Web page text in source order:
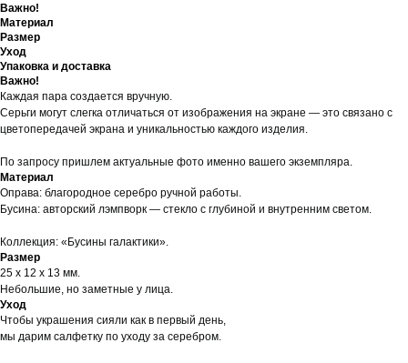
Важно!
Материал
Размер
Уход
Упаковка и доставка
Важно!
Каждая пара создается вручную.
Серьги могут слегка отличаться от изображения на экране — это связано с
цветопередачей экрана и уникальностью каждого изделия.
По запросу пришлем актуальные фото именно вашего экземпляра.
Материал
Оправа: благородное серебро ручной работы.
Бусина: авторский лэмпворк — стекло с глубиной и внутренним светом.
Коллекция: «Бусины галактики».
Размер
25 х 12 х 13 мм.
Небольшие, но заметные у лица.
Уход
Чтобы украшения сияли как в первый день,
мы дарим салфетку по уходу за серебром.